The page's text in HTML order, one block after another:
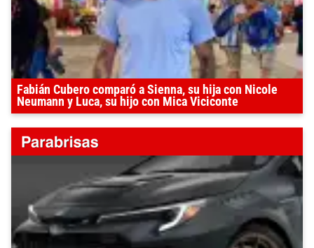
Fabián Cubero comparó a Sienna, su hija con Nicole
Neumann y Luca, su hijo con Mica Viciconte